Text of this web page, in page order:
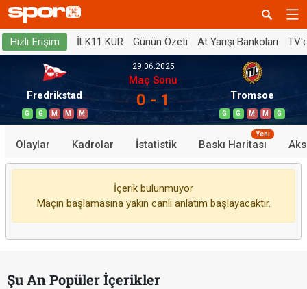
Hızlı Erişim İLK11 KUR Günün Özeti At Yarışı Bankoları
Fredrikstad
G G M M M
29.06.2025
Maç Sonu
0 - 1 Tromsoe
G G M M G
Olaylar Kadrolar İstatistik Baskı Haritası
Yeni
İçerik bulunmuyor
Maçın başlamasına yakın canlı anlatım başlayacaktır.
Şu An Popüler İçerikler